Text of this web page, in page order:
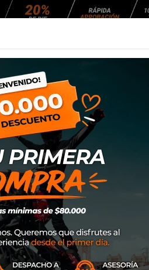
NEUMÁTICOS
Neumático
SKU21059
$9.900
Neumáticos con un diseño
por su alto agarre y
robusta.